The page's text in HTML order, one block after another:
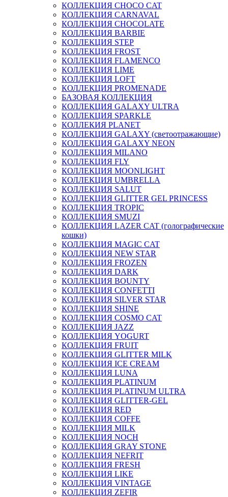
КОЛЛЕКЦИЯ CHOCO CAT
КОЛЛЕКЦИЯ CARNAVAL
КОЛЛЕКЦИЯ CHOCOLATE
КОЛЛЕКЦИЯ BARBIE
КОЛЛЕКЦИЯ STEP
КОЛЛЕКЦИЯ FROST
КОЛЛЕКЦИЯ FLAMENCO
КОЛЛЕКЦИЯ LIME
КОЛЛЕКЦИЯ LOFT
КОЛЛЕКЦИЯ PROMENADE
БАЗОВАЯ КОЛЛЕКЦИЯ
КОЛЛЕКЦИЯ GALAXY ULTRA
КОЛЛЕКЦИЯ SPARKLE
КОЛЛЕКИЯ PLANET
КОЛЛЕКЦИЯ GALAXY (светоотражающие)
КОЛЛЕКЦИЯ GALAXY NEON
КОЛЛЕКЦИЯ MILANO
КОЛЛЕКЦИЯ FLY
КОЛЛЕКЦИЯ MOONLIGHT
КОЛЛЕКЦИЯ UMBRELLA
КОЛЛЕКЦИЯ SALUT
КОЛЛЕКЦИЯ GLITTER GEL PRINCESS
КОЛЛЕКЦИЯ TROPIC
КОЛЛЕКЦИЯ SMUZI
КОЛЛЕКЦИЯ LAZER CAT (голографические
кошки)
КОЛЛЕКЦИЯ MAGIC CAT
КОЛЛЕКЦИЯ NEW STAR
КОЛЛЕКЦИЯ FROZEN
КОЛЛЕКЦИЯ DARK
КОЛЛЕКЦИЯ BOUNTY
КОЛЛЕКЦИЯ CONFETTI
КОЛЛЕКЦИЯ SILVER STAR
КОЛЛЕКЦИЯ SHINE
КОЛЛЕКЦИЯ COSMO CAT
КОЛЛЕКЦИЯ JAZZ
КОЛЛЕКЦИЯ YOGURT
КОЛЛЕКЦИЯ FRUIT
КОЛЛЕКЦИЯ GLITTER MILK
КОЛЛЕКЦИЯ ICE CREAM
КОЛЛЕКЦИЯ LUNA
КОЛЛЕКЦИЯ PLATINUM
КОЛЛЕКЦИЯ PLATINUM ULTRA
КОЛЛЕКЦИЯ GLITTER-GEL
КОЛЛЕКЦИЯ RED
КОЛЛЕКЦИЯ COFFE
КОЛЛЕКЦИЯ MILK
КОЛЛЕКЦИЯ NOCH
КОЛЛЕКЦИЯ GRAY STONE
КОЛЛЕКЦИЯ NEFRIT
КОЛЛЕКЦИЯ FRESH
КОЛЛЕКЦИЯ LIKE
КОЛЛЕКЦИЯ VINTAGE
КОЛЛЕКЦИЯ ZEFIR